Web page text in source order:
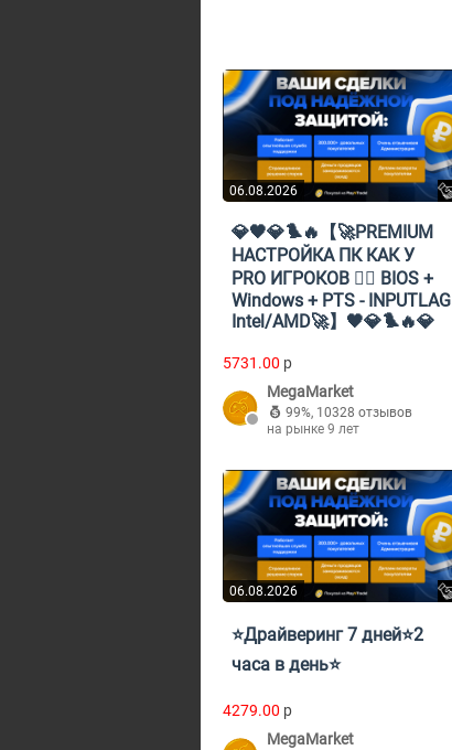
06.08.2026
💎🖤💎🐦‍🔥【🚀PREMIUM
НАСТРОЙКА ПК КАК У
PRO ИГРОКОВ 🐦‍🔥 BIOS +
Windows + PTS - INPUTLAG
Intel/AMD🚀】🖤💎🐦‍🔥💎
5731.00 p
MegaMarket
99%, 10328 отзывов
на рынке 9 лет
06.08.2026
⭐Драйверинг 7 дней⭐2
часа в день⭐
4279.00 p
MegaMarket